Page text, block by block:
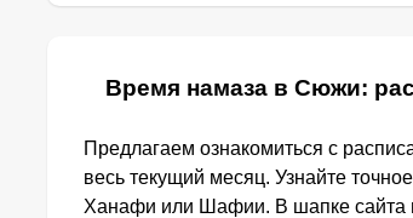
Время намаза в Сюжи:
Предлагаем ознакомиться с
весь текущий месяц. Узнайте
Ханафи или Шафии. В шапке сайта